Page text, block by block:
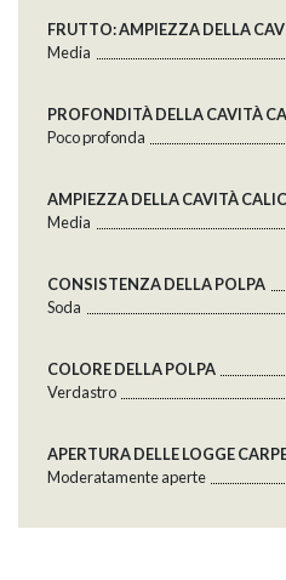
FRUTTO: AMPIEZZA DELLA
Media
PROFONDITÀ DELLA CAVITÀ
Poco profonda
AMPIEZZA DELLA CAVITÀ
Media
CONSISTENZA DELLA POLPA
Soda
COLORE DELLA POLPA
Verdastro
APERTURA DELLE LOGGE
Moderatamente aperte